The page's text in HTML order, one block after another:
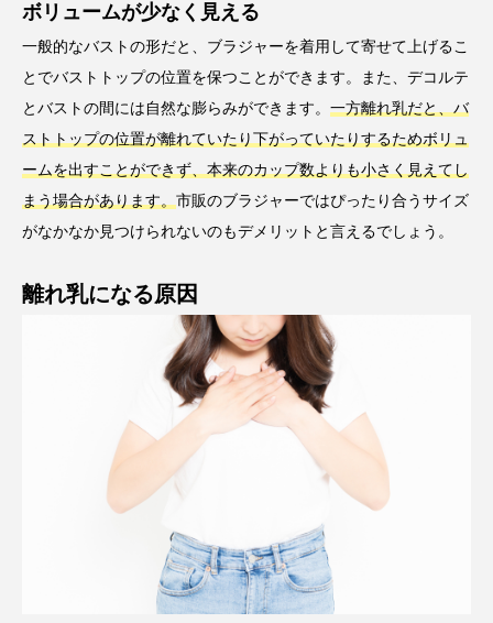
ボリュームが少なく見える
一般的なバストの形だと、ブラジャーを着用して寄せて上げるこ
とでバストトップの位置を保つことができます。また、デコルテ
とバストの間には自然な膨らみができます。 一方離れ乳だと、バ
ストトップの位置が離れていたり下がっていたりするためボリュ
ームを出すことができず、本来のカップ数よりも小さく見えてし
まう場合があります。市販のブラジャーではぴったり合うサイズ
がなかなか見つけられないのもデメリットと言えるでしょう。
離れ乳になる原因